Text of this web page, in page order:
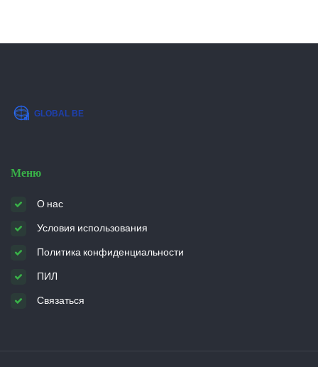
Меню
О нас
Условия использования
Политика конфиденциальности
ПИЛ
Связаться